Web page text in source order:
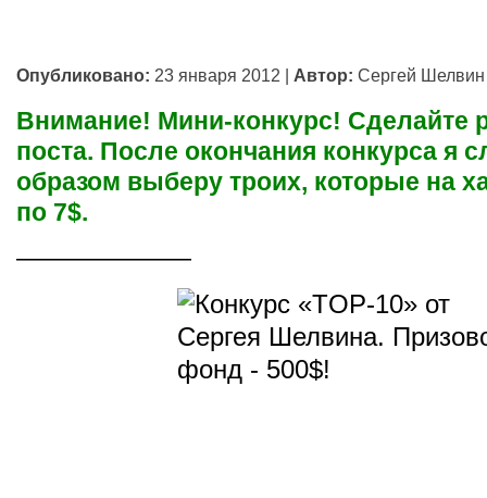
Опубликовано: 23 января 2012 | Автор: Сергей Шелвин
Внимание! Мини-конкурс! Сделайте
поста. После окончания конкурса я
образом выберу троих, которые на
по 7$.
———————